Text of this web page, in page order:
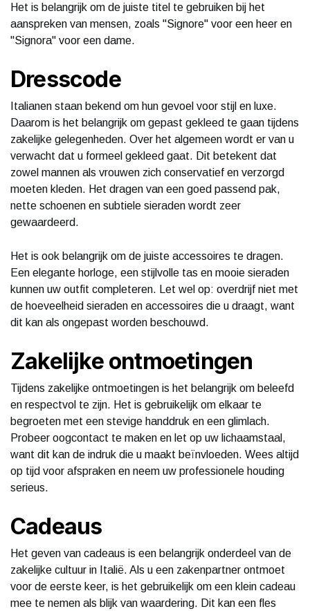
Het is belangrijk om de juiste titel te gebruiken bij het
aanspreken van mensen, zoals "Signore" voor een heer en
"Signora" voor een dame.
Dresscode
Italianen staan bekend om hun gevoel voor stijl en luxe.
Daarom is het belangrijk om gepast gekleed te gaan tijdens
zakelijke gelegenheden. Over het algemeen wordt er van u
verwacht dat u formeel gekleed gaat. Dit betekent dat
zowel mannen als vrouwen zich conservatief en verzorgd
moeten kleden. Het dragen van een goed passend pak,
nette schoenen en subtiele sieraden wordt zeer
gewaardeerd.
Het is ook belangrijk om de juiste accessoires te dragen.
Een elegante horloge, een stijlvolle tas en mooie sieraden
kunnen uw outfit completeren. Let wel op: overdrijf niet met
de hoeveelheid sieraden en accessoires die u draagt, want
dit kan als ongepast worden beschouwd.
Zakelijke ontmoetingen
Tijdens zakelijke ontmoetingen is het belangrijk om beleefd
en respectvol te zijn. Het is gebruikelijk om elkaar te
begroeten met een stevige handdruk en een glimlach.
Probeer oogcontact te maken en let op uw lichaamstaal,
want dit kan de indruk die u maakt beïnvloeden. Wees altijd
op tijd voor afspraken en neem uw professionele houding
serieus.
Cadeaus
Het geven van cadeaus is een belangrijk onderdeel van de
zakelijke cultuur in Italië. Als u een zakenpartner ontmoet
voor de eerste keer, is het gebruikelijk om een klein cadeau
mee te nemen als blijk van waardering. Dit kan een fles